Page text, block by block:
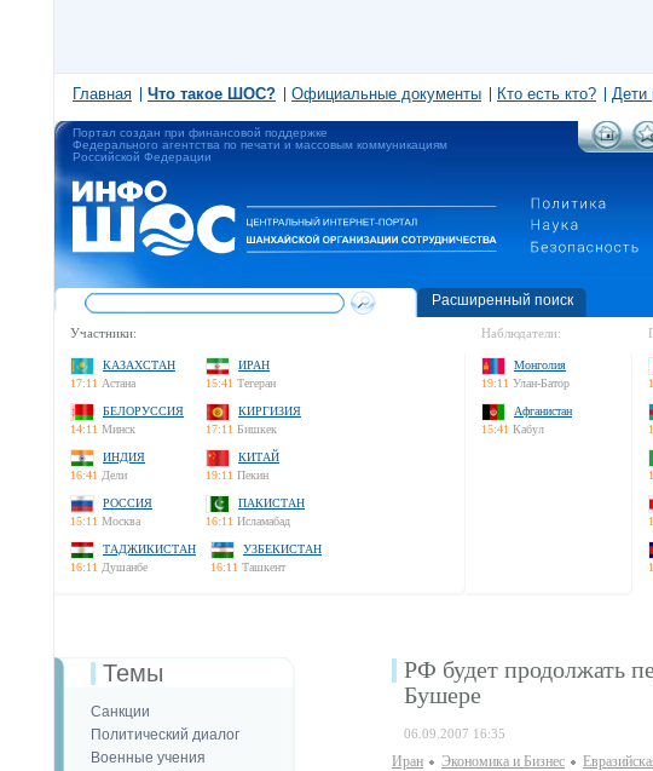
Главная Что такое ШОС? Официальные документы Кто есть кто? Дети
Портал создан при финансовой поддержке
Федерального агентства по печати и массовым коммуникациям
Российской Федерации
Расширенный поиск
Участники:
КАЗАХСТАН
17:11 Астана
ИРАН
15:41 Тегеран
БЕЛОРУССИЯ
14:11 Минск
КИРГИЗИЯ
17:11 Бишкек
ИНДИЯ
16:41 Дели
КИТАЙ
19:11 Пекин
РОССИЯ
15:11 Москва
ПАКИСТАН
16:11 Исламабад
ТАДЖИКИСТАН
16:11 Душанбе
УЗБЕКИСТАН
16:11 Ташкент
Наблюдатели:
Монголия
19:11 Улан-Батор
Афганистан
15:41 Кабул
Темы
Санкции
Политический диалог
Военные учения
РФ будет продолжать
Бушере
06.09.2007 16:35
Иран Экономика и Бизнес